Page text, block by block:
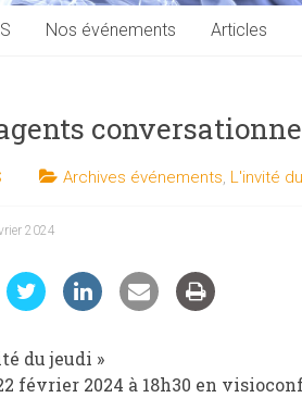
Nos événements Articles
Archives événements, L'invité
2024
du jeudi »
février 2024 à 18h30 en